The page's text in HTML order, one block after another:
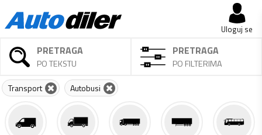
Uloguj se
PRETRAGA
PO TEKSTU
PRETRAGA
PO FILTERIMA
Transport Autobusi